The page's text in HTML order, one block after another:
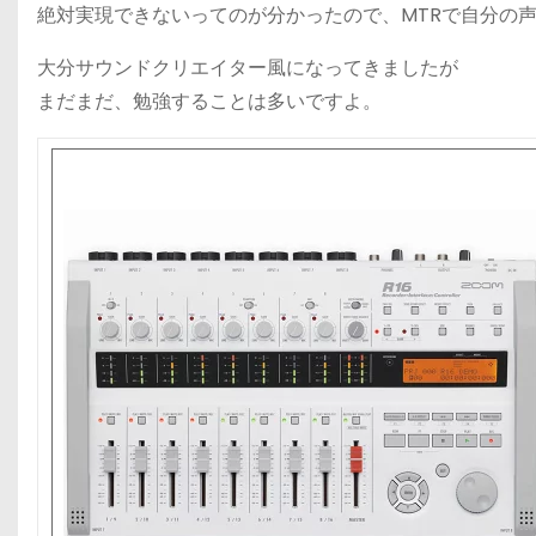
絶対実現できないってのが分かったので、MTRで自分の
大分サウンドクリエイター風になってきましたが
まだまだ、勉強することは多いですよ。